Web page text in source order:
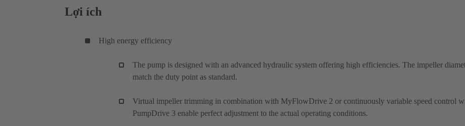
Lợi ích
High energy efficiency
The pump is designed with an advanced hydraulic system offering high efficiencies. The impeller
match the duty point as standard.
Virtual impeller trimming in combination with MyFlowDrive 2 or continuously variable speed control
PumpDrive 3 enable perfect adjustment to the actual operating conditions.